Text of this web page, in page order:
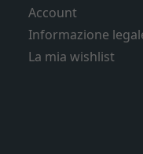
Account
Informazione
La mia wishlist